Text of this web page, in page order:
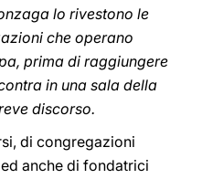
lo rivestono le
che operano
prima di raggiungere
in una sala della
discorso.
di congregazioni
anche di fondatrici